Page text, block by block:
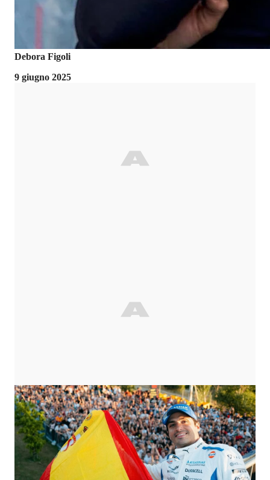
Debora Figoli
9 giugno 2025